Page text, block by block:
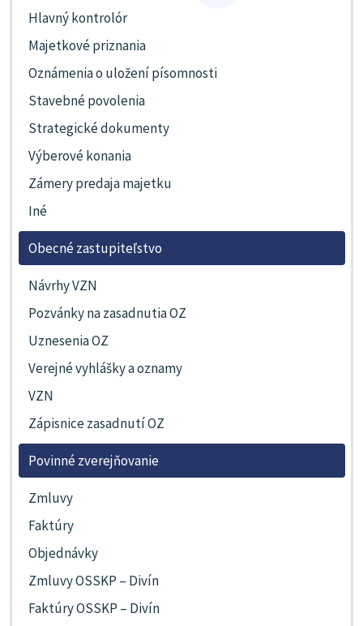
Hlavný kontrolór
Majetkové priznania
Oznámenia o uložení písomnosti
Stavebné povolenia
Strategické dokumenty
Výberové konania
Zámery predaja majetku
Iné
Obecné zastupiteľstvo
Návrhy VZN
Pozvánky na zasadnutia OZ
Uznesenia OZ
Verejné vyhlášky a oznamy
VZN
Zápisnice zasadnutí OZ
Povinné zverejňovanie
Zmluvy
Faktúry
Objednávky
Zmluvy OSSKP – Divín
Faktúry OSSKP – Divín